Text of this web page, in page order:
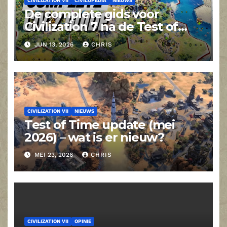
De complete gids voor
Civilization 7 na de Test of
Time-update
JUN 13, 2026 CHRIS
CIVILIZATION VII NIEUWS
Test of Time update (mei
2026) – wat is er nieuw?
MEI 23, 2026 CHRIS
CIVILIZATION VII OPINIE